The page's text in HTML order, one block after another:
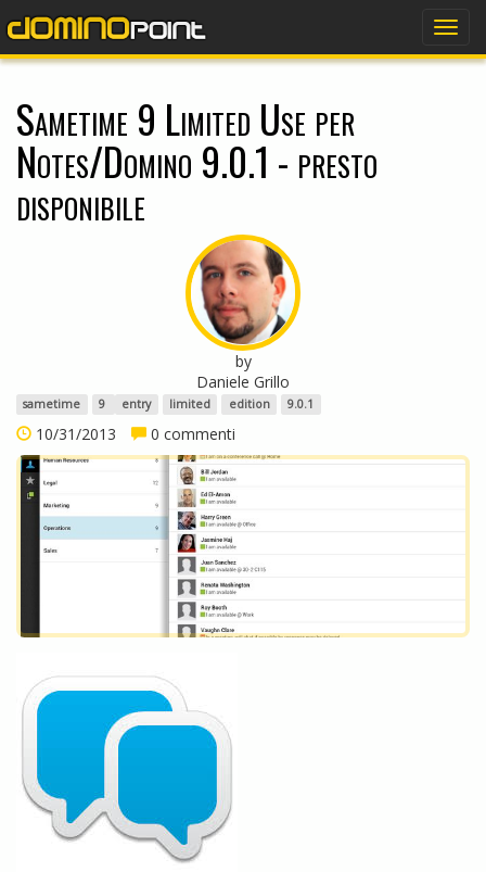
Sametime 9 Limited Use per
Notes/Domino 9.0.1 - presto
disponibile
by
Daniele Grillo
sametime 9 entry limited edition 9.0.1
10/31/2013 0 commenti